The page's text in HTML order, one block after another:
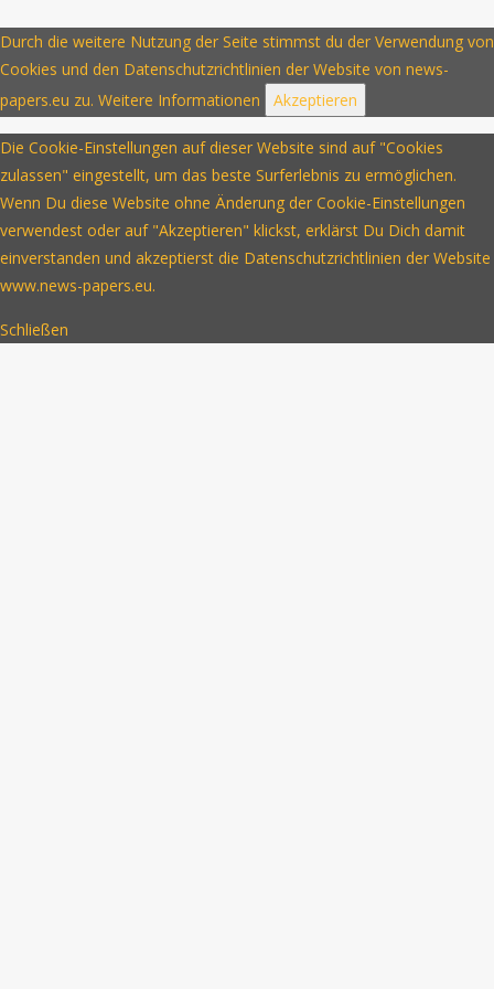
Durch die weitere Nutzung der Seite stimmst du der Verwendung von
Cookies und den Datenschutzrichtlinien der Website von news-
papers.eu zu. Weitere Informationen Akzeptieren
Die Cookie-Einstellungen auf dieser Website sind auf "Cookies
zulassen" eingestellt, um das beste Surferlebnis zu ermöglichen.
Wenn Du diese Website ohne Änderung der Cookie-Einstellungen
verwendest oder auf "Akzeptieren" klickst, erklärst Du Dich damit
einverstanden und akzeptierst die Datenschutzrichtlinien der Website
www.news-papers.eu.
Schließen